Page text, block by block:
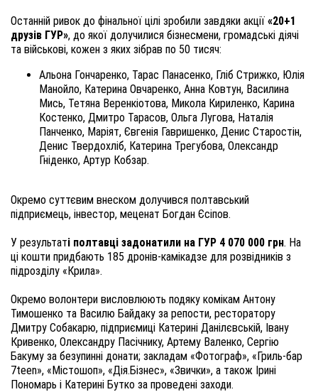
Останній ривок до фінальної цілі зробили завдяки акції «20+1
друзів ГУР», до якої долучилися бізнесмени, громадські діячі
та військові, кожен з яких зібрав по 50 тисяч:
Альона Гончаренко, Тарас Панасенко, Гліб Стрижко, Юлія
Манойло, Катерина Овчаренко, Анна Ковтун, Василина
Мись, Тетяна Веренкіотова, Микола Кириленко, Карина
Костенко, Дмитро Тарасов, Ольга Лугова, Наталія
Панченко, Маріят, Євгенія Гавришенко, Денис Старостін,
Денис Твердохліб, Катерина Трегубова, Олександр
Гніденко, Артур Кобзар.
Окремо суттєвим внеском долучився полтавський
підприємець, інвестор, меценат Богдан Єсіпов.
У результаті полтавці задонатили на ГУР 4 070 000 грн. На
ці кошти придбають 185 дронів-камікадзе для розвідників з
підрозділу «Крила».
Окремо волонтери висловлюють подяку комікам Антону
Тимошенко та Василю Байдаку за репости, ресторатору
Дмитру Собакарю, підприємиці Катерині Данілєвській, Івану
Кривенко, Олександру Пасічнику, Артему Валенко, Сергію
Бакуму за безупинні донати; закладам «Фотограф», «Гриль-бар
7teen», «Містошоп», «Дія.Бізнес», «Звички», а також Ірині
Пономарь і Катерині Бутко за проведені заходи.